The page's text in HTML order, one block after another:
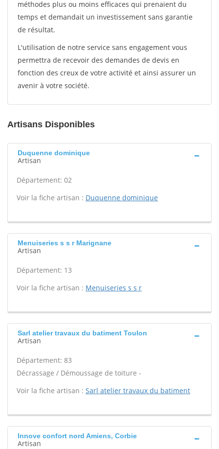
méthodes plus ou moins efficaces qui prenaient du
temps et demandait un investissement sans garantie
de résultat.
L'utilisation de notre service sans engagement vous
permettra de recevoir des demandes de devis en
fonction des creux de votre activité et ainsi assurer un
avenir à votre société.
Artisans Disponibles
Duquenne dominique
Artisan
Département: 02
Voir la fiche artisan : Duquenne dominique
Menuiseries s s r Marignane
Artisan
Département: 13
Voir la fiche artisan : Menuiseries s s r
Sarl atelier travaux du batiment Toulon
Artisan
Département: 83
Décrassage / Démoussage de toiture -
Voir la fiche artisan : Sarl atelier travaux du batiment
Innove confort nord Amiens, Corbie
Artisan